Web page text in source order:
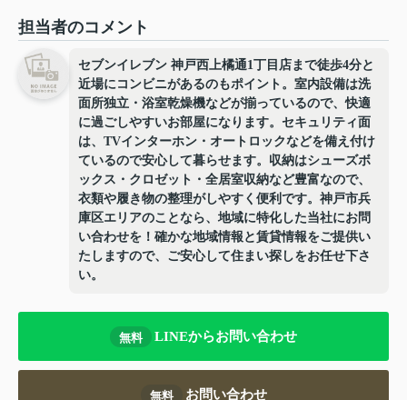
担当者のコメント
セブンイレブン 神戸西上橘通1丁目店まで徒歩4分と
近場にコンビニがあるのもポイント。室内設備は洗
面所独立・浴室乾燥機などが揃っているので、快適
に過ごしやすいお部屋になります。セキュリティ面
は、TVインターホン・オートロックなどを備え付け
ているので安心して暮らせます。収納はシューズボ
ックス・クロゼット・全居室収納など豊富なので、
衣類や履き物の整理がしやすく便利です。神戸市兵
庫区エリアのことなら、地域に特化した当社にお問
い合わせを！確かな地域情報と賃貸情報をご提供い
たしますので、ご安心して住まい探しをお任せ下さ
い。
無料 LINEからお問い合わせ
無料 お問い合わせ